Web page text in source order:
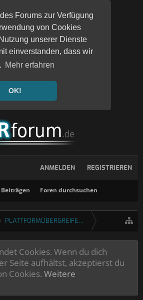
Forums zur Verfügung
von Cookies
unserer Dienste
einverstanden, dass wir
Mehr erfahren
OK!
Foren durchsuchen
ANMELDEN REGISTRIEREN
PLATTFORMÜBERGREIFENDE SPIELE
Cookies. Wenn du dich
Seite aufhältst, akzeptierst du
Cookies. Weitere